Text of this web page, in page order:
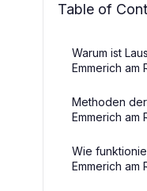
Table of
Warum ist
Emmerich am
Methoden
Emmerich am
Wie
Emmerich am